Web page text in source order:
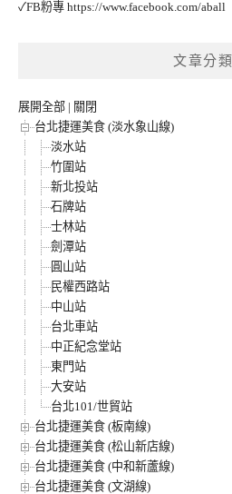
✓FB粉專 https://www.facebook.com/aball
文章分類
展開全部 | 關閉
台北捷運美食 (淡水象山線)
淡水站
竹圍站
新北投站
石牌站
士林站
劍潭站
圓山站
民權西路站
中山站
台北車站
中正紀念堂站
東門站
大安站
台北101/世貿站
台北捷運美食 (板南線)
台北捷運美食 (松山新店線)
台北捷運美食 (中和新蘆線)
台北捷運美食 (文湖線)